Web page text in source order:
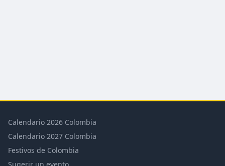
Calendario 2026 Colombia
Calendario 2027 Colombia
Festivos de Colombia